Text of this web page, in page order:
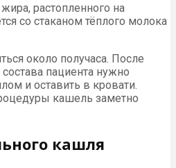
растопленного на
со стаканом тёплого молока
около получаса. После
пациента нужно
и оставить в кровати.
кашель заметно
кашля